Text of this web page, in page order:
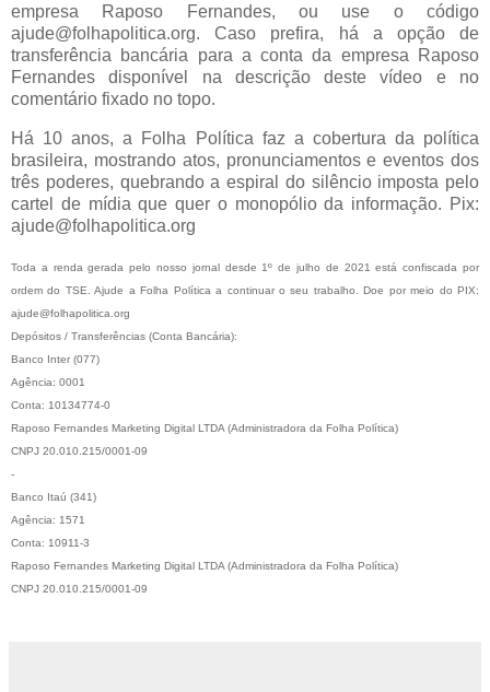
empresa Raposo Fernandes, ou use o código
ajude@folhapolitica.org. Caso prefira, há a opção de
transferência bancária para a conta da empresa Raposo
Fernandes disponível na descrição deste vídeo e no
comentário fixado no topo.
Há 10 anos, a Folha Política faz a cobertura da política
brasileira, mostrando atos, pronunciamentos e eventos dos
três poderes, quebrando a espiral do silêncio imposta pelo
cartel de mídia que quer o monopólio da informação. Pix:
ajude@folhapolitica.org
Toda a renda gerada pelo nosso jornal desde 1º de julho de 2021 está confiscada por
ordem do TSE. Ajude a Folha Política a continuar o seu trabalho. Doe por meio do PIX:
ajude@folhapolitica.org
Depósitos / Transferências (Conta Bancária):
Banco Inter (077)
Agência: 0001
Conta: 10134774-0
Raposo Fernandes Marketing Digital LTDA (Administradora da Folha Política)
CNPJ 20.010.215/0001-09
-
Banco Itaú (341)
Agência: 1571
Conta: 10911-3
Raposo Fernandes Marketing Digital LTDA (Administradora da Folha Política)
CNPJ 20.010.215/0001-09